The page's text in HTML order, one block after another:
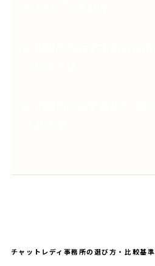
チャットレディ事務所の選び方・比較基準